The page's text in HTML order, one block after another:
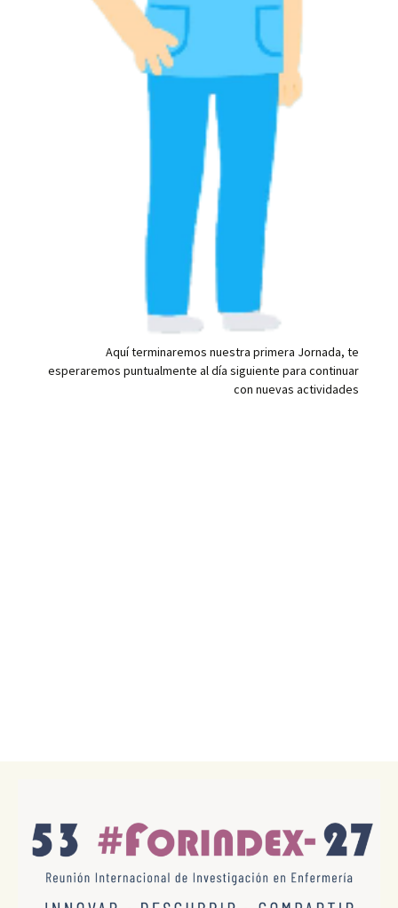
Aquí terminaremos nuestra primera Jornada, te
esperaremos puntualmente al día siguiente para continuar
con nuevas actividades